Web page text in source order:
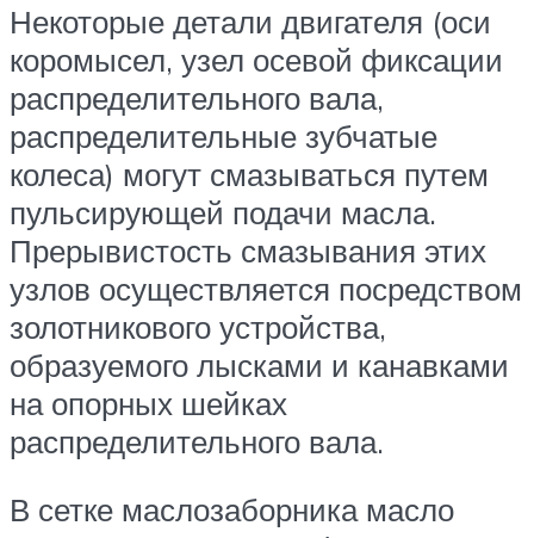
Некоторые детали двигателя (оси
коромысел, узел осевой фиксации
распределительного вала,
распределительные зубчатые
колеса) могут смазываться путем
пульсирующей подачи масла.
Прерывистость смазывания этих
узлов осуществляется посредством
золотникового устройства,
образуемого лысками и канавками
на опорных шейках
распределительного вала.
В сетке маслозаборника масло